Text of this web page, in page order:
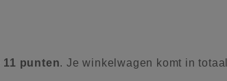
11 punten. Je winkelwagen komt in totaal